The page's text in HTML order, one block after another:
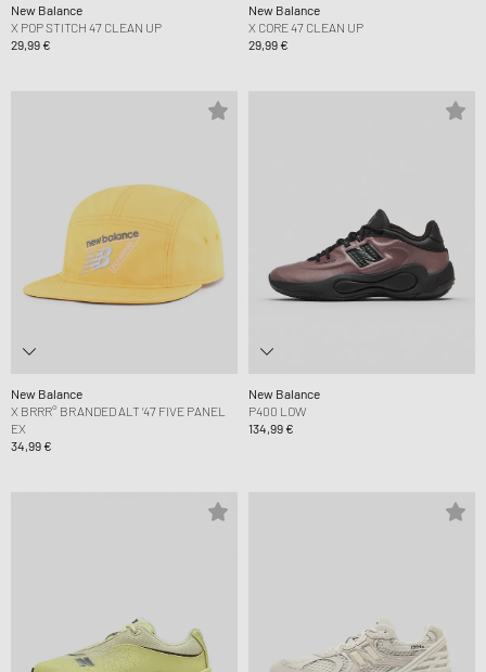
New Balance
X POP STITCH 47 CLEAN UP
29,99 €
New Balance
X CORE 47 CLEAN UP
29,99 €
New Balance
X BRRR° BRANDED ALT ‘47 FIVE PANEL
EX
34,99 €
New Balance
P400 LOW
134,99 €